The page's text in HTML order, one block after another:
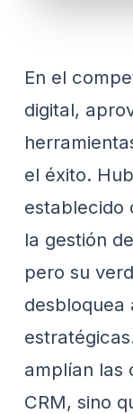
En el
digital,
el éxito.
establecido
la gestión
pero su
desbloquea
amplían las
CRM, sino